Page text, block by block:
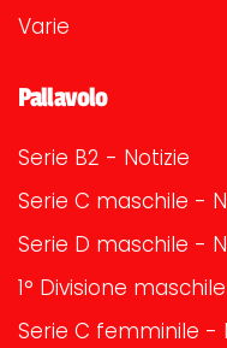
Varie
Pallavolo
Serie B2 - Notizie
Serie C maschile -
Serie D maschile -
1° Divisione
Serie C femminile -